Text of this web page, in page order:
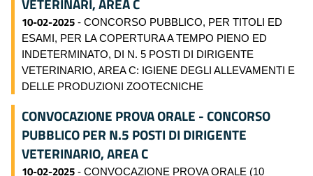
VETERINARI, AREA C
10-02-2025 - CONCORSO PUBBLICO, PER TITOLI ED
ESAMI, PER LA COPERTURA A TEMPO PIENO ED
INDETERMINATO, DI N. 5 POSTI DI DIRIGENTE
VETERINARIO, AREA C: IGIENE DEGLI ALLEVAMENTI E
DELLE PRODUZIONI ZOOTECNICHE
CONVOCAZIONE PROVA ORALE - CONCORSO
PUBBLICO PER N.5 POSTI DI DIRIGENTE
VETERINARIO, AREA C
10-02-2025 - CONVOCAZIONE PROVA ORALE (10